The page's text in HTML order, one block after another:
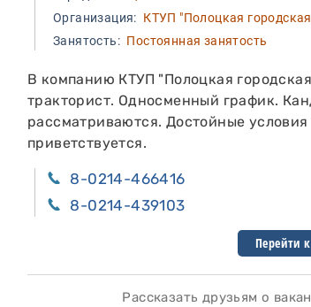
Организация: КТУП "Полоцкая
Занятость: Постоянная занятость
В компанию КТУП "Полоцкая
тракторист. Односменный график.
рассматриваются. Достойные
приветствуется.
8-0214-466416
8-0214-439103
Перейти
Рассказать друзьям о